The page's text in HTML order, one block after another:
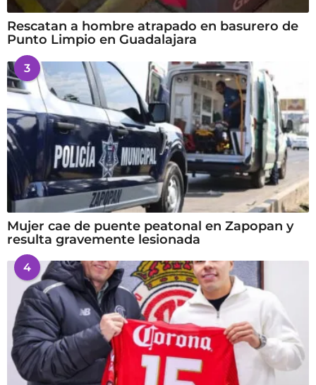
Rescatan a hombre atrapado en basurero de
Punto Limpio en Guadalajara
3
Mujer cae de puente peatonal en Zapopan y
resulta gravemente lesionada
4